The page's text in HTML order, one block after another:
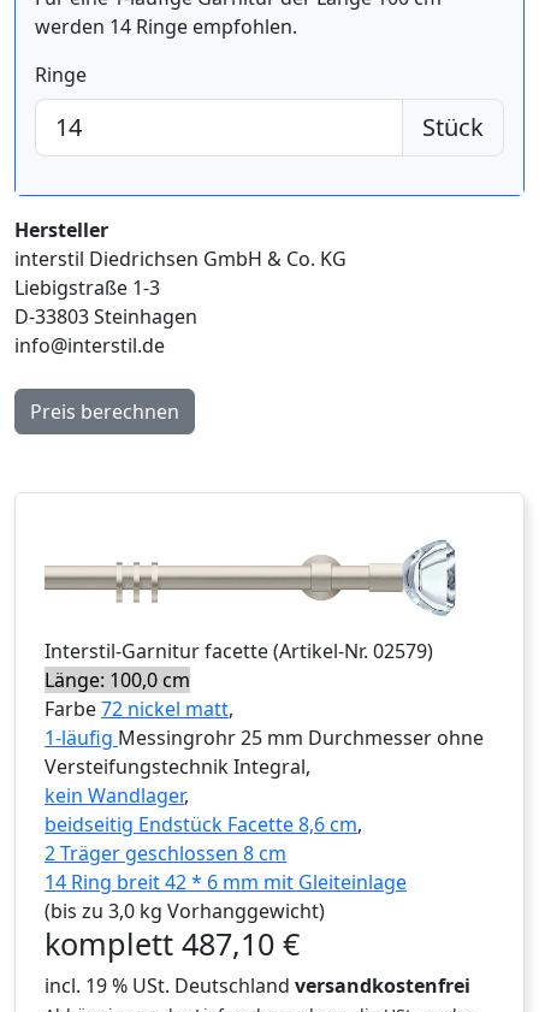
werden 14 Ringe empfohlen.
Ringe
Stück
Hersteller
interstil Diedrichsen GmbH & Co. KG
Liebigstraße 1-3
D-33803 Steinhagen
info@interstil.de
Preis berechnen
Interstil-Garniturfacette(Artikel-Nr. 02579)
Länge: 100,0 cm
Farbe72 nickel matt,
1-läufig Messingrohr 25 mm Durchmesser ohne
Versteifungstechnik Integral,
kein Wandlager,
beidseitig Endstück Facette 8,6 cm,
2 Träger geschlossen 8 cm
14 Ring breit 42 * 6 mm mit Gleiteinlage
(bis zu 3,0 kg Vorhanggewicht)
komplett 487,10 €
incl. 19 % USt. Deutschland versandkostenfrei